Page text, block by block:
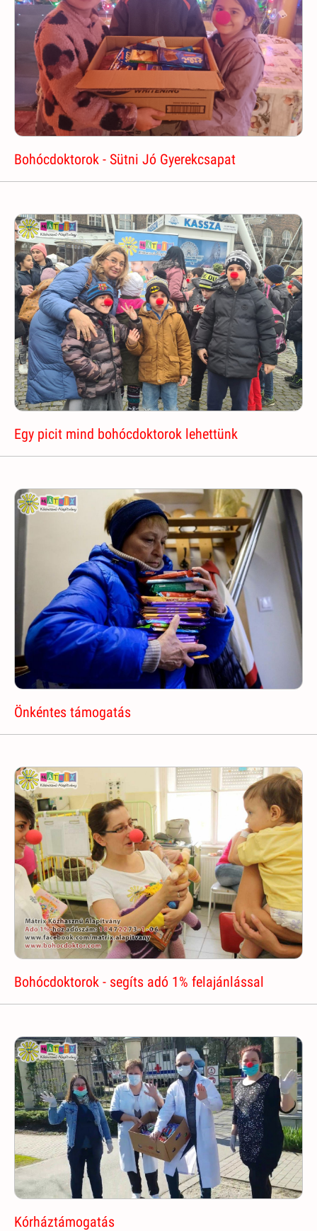
Bohócdoktorok - Sütni Jó Gyerekcsapat
Egy picit mind bohócdoktorok lehettünk
Önkéntes támogatás
Bohócdoktorok - segíts adó 1% felajánlással
Kórháztámogatás